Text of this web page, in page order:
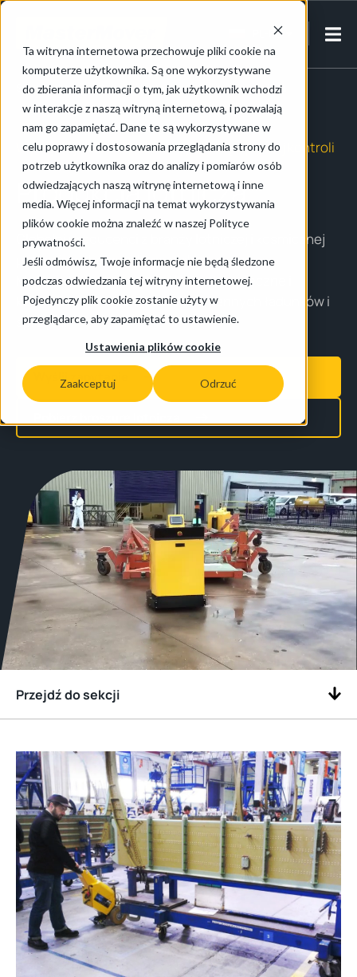
Ta witryna internetowa przechowuje pliki cookie na
komputerze użytkownika. Są one wykorzystywane
do zbierania informacji o tym, jak użytkownik wchodzi
w interakcje z naszą witryną internetową, i pozwalają
nam go zapamiętać. Dane te są wykorzystywane w
celu poprawy i dostosowania przeglądania strony do
potrzeb użytkownika oraz do analizy i pomiarów osób
odwiedzających naszą witrynę internetową i inne
media. Więcej informacji na temat wykorzystywania
plików cookie można znaleźć w naszej Polityce
prywatności.
Jeśli odmówisz, Twoje informacje nie będą śledzone
podczas odwiedzania tej witryny internetowej.
Pojedynczy plik cookie zostanie użyty w
przeglądarce, aby zapamiętać to ustawienie.
Ustawienia plików cookie
Zaakceptuj Odrzuć
PL-PL
Strona główna/ Przemysł lotniczy/ Produkcja lotnicza
Produkcja lotnicza
Wydajniejsze linie produkcyjne dzięki pełnej kontroli
Globalni producenci z branży lotniczej i kosmicznej
polegają na holownikach elektrycznych
MasterMover, które umożliwiają bezpieczne i
kontrolowane przemieszczanie cennych ładunków i
sprzętu.
Wyślij zapytanie
Przejdź do sekcji